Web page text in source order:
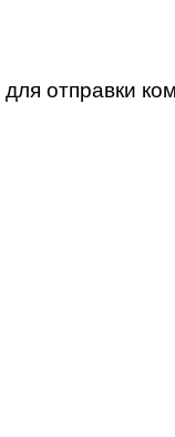
для отправки